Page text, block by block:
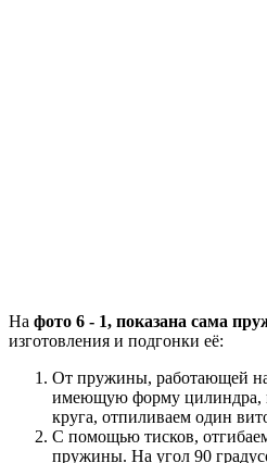
На фото 6 - 1, показана сама
изготовления и подгонки её:
От пружины, работающей
имеющую форму цилиндра,
круга, отпиливаем один
С помощью тисков,
пружины. На угол 90